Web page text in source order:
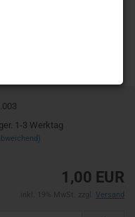
1-3 Werktag
1,00 EUR
Versand